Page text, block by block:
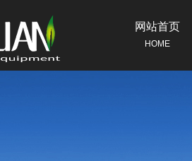
网站首页
HOME